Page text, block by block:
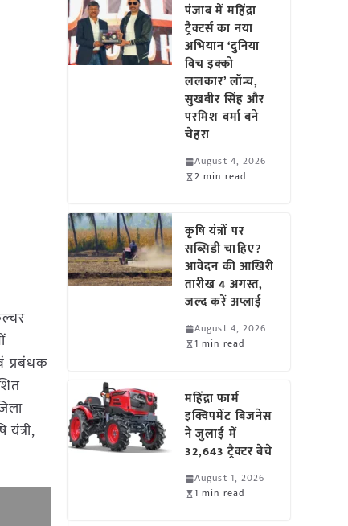
प्रबंधक
पंजाब में महिंद्रा
ट्रैक्टर्स का नया
अभियान ‘दुनिया
विच इक्को
ललकार’ लॉन्च,
सुखबीर सिंह और
परमिश वर्मा बने
चेहरा
August 4, 2026
2 min read
कृषि यंत्रों पर
सब्सिडी चाहिए?
आवेदन की आखिरी
तारीख 4 अगस्त,
जल्द करें अप्लाई
August 4, 2026
1 min read
महिंद्रा फार्म
इक्विपमेंट बिजनेस
ने जुलाई में
32,643 ट्रैक्टर बेचे
August 1, 2026
1 min read